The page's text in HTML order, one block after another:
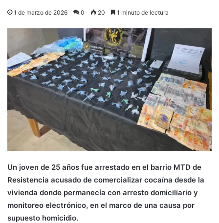
1 de marzo de 2026 0 20 1 minuto de lectura
Un joven de 25 años fue arrestado en el barrio MTD de
Resistencia acusado de comercializar cocaína desde la
vivienda donde permanecía con arresto domiciliario y
monitoreo electrónico, en el marco de una causa por
supuesto homicidio.